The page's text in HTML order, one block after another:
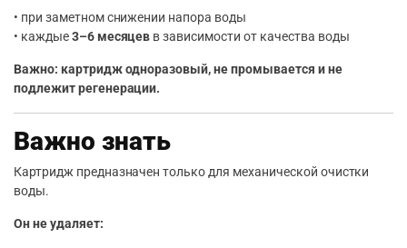
• при заметном снижении напора воды
• каждые3–6 месяцев в зависимости от качества воды
Важно: картридж одноразовый, не промывается и не
подлежит регенерации.
Важно знать
Картридж предназначен только для механической очистки
воды.
Он не удаляет: